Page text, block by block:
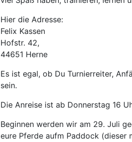
Hier die Adresse:
Felix Kassen
Hofstr. 42,
44651 Herne
Es ist egal, ob Du Turnierreiter,
sein.
Die Anreise ist ab Donnerstag 16
Beginnen werden wir am 29. Juli
eure Pferde aufm Paddock (dieser